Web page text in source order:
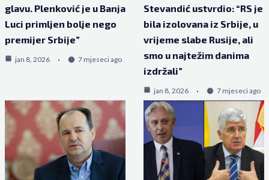
glavu. Plenković je u Banja
Luci primljen bolje nego
premijer Srbije”
jan 8, 2026 7 mjeseci ago
Stevandić ustvrdio: “RS je
bila izolovana iz Srbije, u
vrijeme slabe Rusije, ali
smo u najtežim danima
izdržali”
jan 8, 2026 7 mjeseci ago